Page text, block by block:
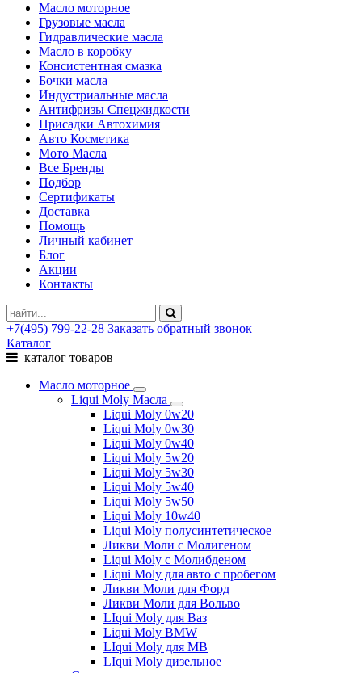
Масло моторное
Грузовые масла
Гидравлические масла
Масло в коробку
Консистентная смазка
Бочки масла
Индустриальные масла
Антифризы Спецжидкости
Присадки Автохимия
Авто Косметика
Мото Масла
Все Бренды
Подбор
Сертификаты
Доставка
Помощь
Личный кабинет
Блог
Акции
Контакты
+7(495) 799-22-28 Заказать обратный звонок
Каталог
каталог товаров
Масло моторное
Liqui Moly Масла
Liqui Moly 0w20
Liqui Moly 0w30
Liqui Moly 0w40
Liqui Moly 5w20
Liqui Moly 5w30
Liqui Moly 5w40
Liqui Moly 5w50
Liqui Moly 10w40
Liqui Moly полусинтетическое
Ликви Моли с Молигеном
Liqui Moly с Молибденом
Liqui Moly для авто с пробегом
Ликви Моли для Форд
Ликви Моли для Вольво
LIqui Moly для Ваз
Liqui Moly BMW
LIqui Moly для MB
LIqui Moly дизельное